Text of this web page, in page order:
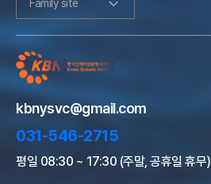
Family site
kbnysvc@gmail.com
031-546-2715
평일 08:30 ~ 17:30 (주말, 공휴일 휴무)